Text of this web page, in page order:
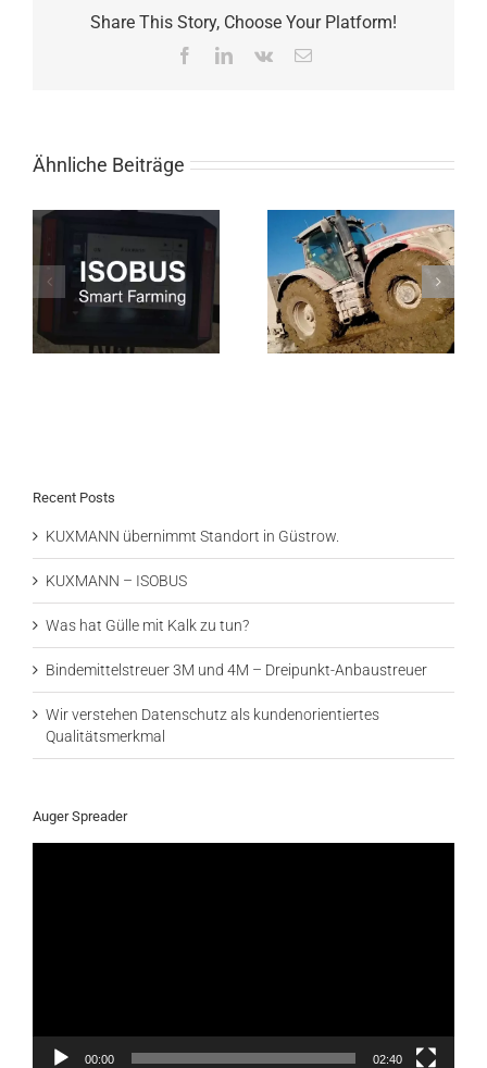
Share This Story, Choose Your Platform!
FacebookLinkedIn
Vk
E-
Ähnliche Beiträge
Recent Posts
KUXMANN übernimmt Standort in Güstrow.
KUXMANN – ISOBUS
Was hat Gülle mit Kalk zu tun?
Bindemittelstreuer 3M und 4M – Dreipunkt-Anbaustreuer
Wir verstehen Datenschutz als kundenorientiertes
Qualitätsmerkmal
Auger Spreader
00:00 02:40